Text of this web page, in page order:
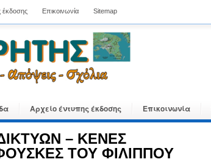
έκδοσης Επικοινωνία Sitemap
Αρχείο έντυπης έκδοσης Επικοινωνία
– ΚΕΝΕΣ
ΤΟΥ ΦΙΛΙΠΠΟΥ